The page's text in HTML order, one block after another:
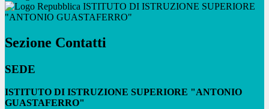
ISTITUTO DI ISTRUZIONE SUPERIORE
"ANTONIO GUASTAFERRO"
Sezione Contatti
SEDE
ISTITUTO DI ISTRUZIONE SUPERIORE "ANTONIO
GUASTAFERRO"